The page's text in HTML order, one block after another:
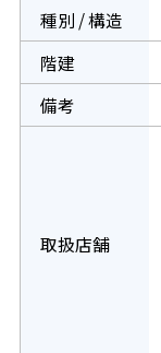
種別 / 構造
階建
備考
取扱店舗